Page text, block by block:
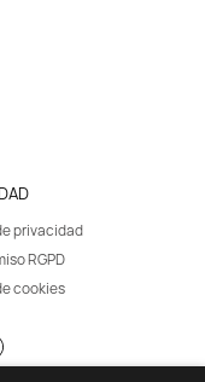
privacidad
RGPD
cookies